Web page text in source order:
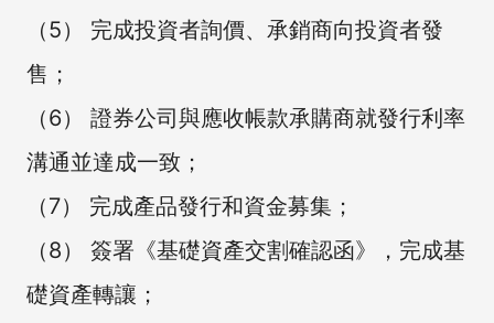
（5） 完成投資者詢價、承銷商向投資者發
售；
（6） 證券公司與應收帳款承購商就發行利率
溝通並達成一致；
（7） 完成產品發行和資金募集；
（8） 簽署《基礎資產交割確認函》，完成基
礎資產轉讓；